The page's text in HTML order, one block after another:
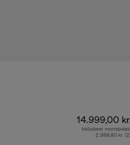
14.999,00
Inkluderet
2.999,80 kr.